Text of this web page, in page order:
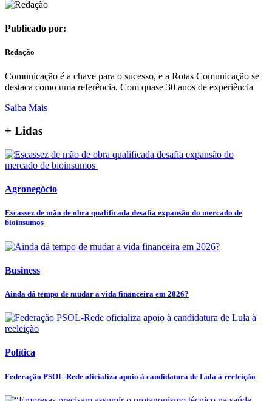
Publicado por:
Redação
Comunicação é a chave para o sucesso, e a Rotas Comunicação se
destaca como uma referência. Com quase 30 anos de experiência
Saiba Mais
+ Lidas
Agronegócio
Escassez de mão de obra qualificada desafia expansão do mercado de
bioinsumos
Business
Ainda dá tempo de mudar a vida financeira em 2026?
Política
Federação PSOL-Rede oficializa apoio à candidatura de Lula à reeleição